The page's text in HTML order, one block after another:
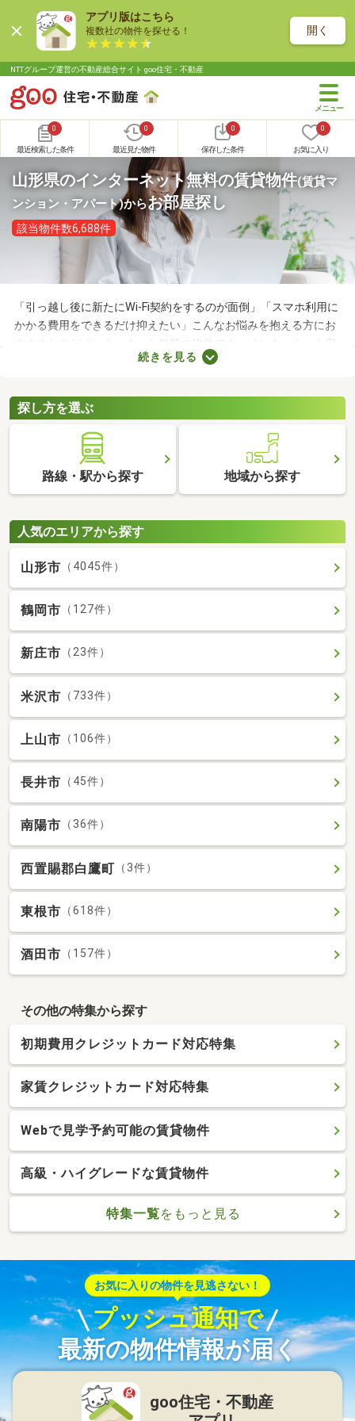
アプリ版はこちら
複数社の物件を探せる！ 開く
NTTグループ運営の不動産総合サイト goo住宅・不動産
0
最近検索した条件
0
最近見た物件
0
保存した条件
0
お気に入り
山形県のインターネット無料の賃貸物件(賃貸マ
ンション・アパート)からお部屋探し
該当物件数6,688件
「引っ越し後に新たにWi-Fi契約をするのが面倒」「スマホ利用に
かかる費用をできるだけ抑えたい」こんなお悩みを抱える方にお
すすめなのがインターネット無料の物件です。インターネット完
備の物件なら、新たに回線を契約する必要はありません。通信費
チェックしてみてくださいね。
続きを見る
探し方を選ぶ
路線・駅から探す 地域から探す
人気のエリアから探す
山形市 （4045件）
鶴岡市 （127件）
新庄市 （23件）
米沢市 （733件）
上山市 （106件）
長井市 （45件）
南陽市 （36件）
西置賜郡白鷹町 （3件）
東根市 （618件）
酒田市 （157件）
その他の特集から探す
初期費用クレジットカード対応特集
家賃クレジットカード対応特集
Webで見学予約可能の賃貸物件
高級・ハイグレードな賃貸物件
特集一覧をもっと見る
お気に入りの物件を見逃さない！
プッシュ通知で
最新の物件情報が届く
goo住宅・不動産